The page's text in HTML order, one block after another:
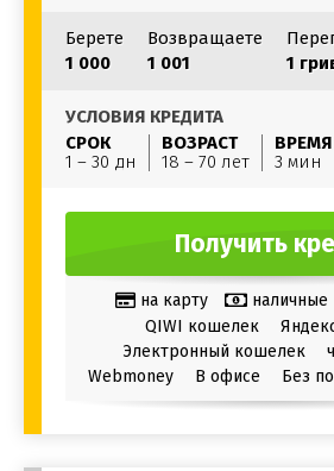
Берете
1 000
Возвращаете
1 001
1
УСЛОВИЯ КРЕДИТА
СРОК
1 – 30 дн
ВОЗРАСТ
18 – 70 лет
ВРЕМЯ
3 мин
Получить
на карту наличные
QIWI кошелек
Электронный кошелек
Webmoney
В офисе Без